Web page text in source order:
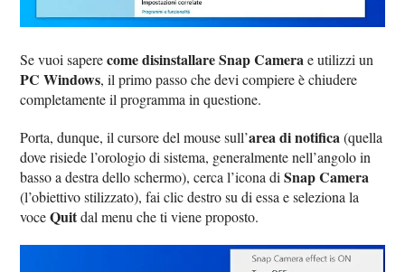
Se vuoi saperecome disinstallare Snap Camerae utilizzi un
PC Windows, il primo passo che devi compiere è chiudere
completamente il programma in questione.
Porta, dunque, il cursore del mouse sull’area di notifica(quella
dove risiede l’orologio di sistema, generalmente nell’angolo in
basso a destra dello schermo), cerca l’icona diSnap Camera
(l’obiettivo stilizzato), fai clic destro su di essa e seleziona la
voceQuitdal menu che ti viene proposto.